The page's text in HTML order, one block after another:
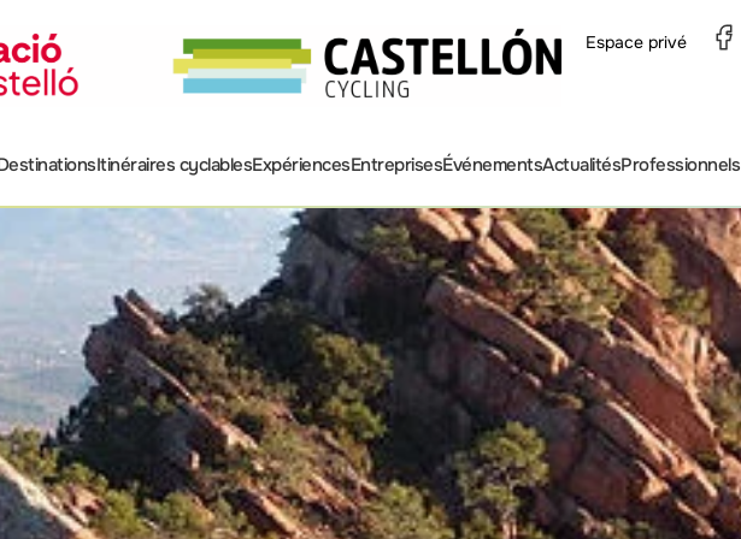
Espace privé
Itinéraires cyclablesExpériencesEntreprisesÉvénementsActualitésProfessionnels